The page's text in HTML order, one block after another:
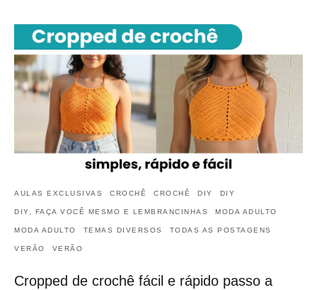
AULAS EXCLUSIVAS CROCHÊ CROCHÊ DIY DIY
DIY, FAÇA VOCÊ MESMO E LEMBRANCINHAS MODA ADULTO
MODA ADULTO TEMAS DIVERSOS TODAS AS POSTAGENS
VERÃO VERÃO
Cropped de crochê fácil e rápido passo a